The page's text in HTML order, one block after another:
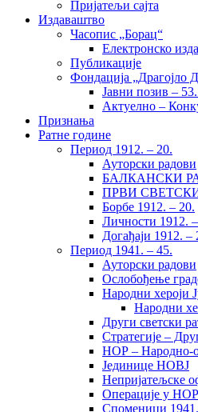
Пријатељи сајта
Издаваштво
Часопис „Борац“
Електронско
Публикације
Фондација „Драгојло
Јавни позив –
Актуелно –
Признања
Ратне године
Период 1912. – 20.
Ауторски радови
БАЛКАНСКИ
ПРВИ
Борбе 1912. – 20.
Личности 1912.
Догађаји 1912. –
Период 1941. – 45.
Ауторски радови
Ослобођење
Народни хероји
Народни
Други светски
Стратегије –
НОР – Народно-
Јединице НОВЈ
Непријатељске
Операције у НОР
Споменици